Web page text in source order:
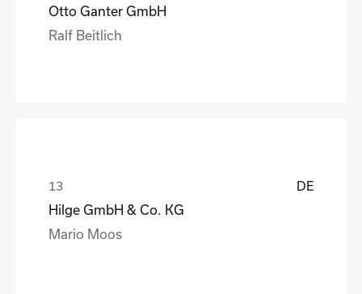
Otto Ganter GmbH
Ralf Beitlich
DE
Hilge GmbH & Co. KG
Mario Moos